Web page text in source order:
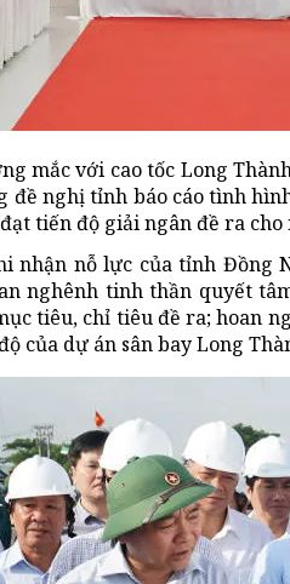
mắc với cao tốc Long
đề nghị tỉnh báo cáo tình
tiến độ giải ngân đề ra cho
nhận nỗ lực của tỉnh Đồng
nghênh tinh thần quyết
tiêu, chỉ tiêu đề ra; hoan
của dự án sân bay Long